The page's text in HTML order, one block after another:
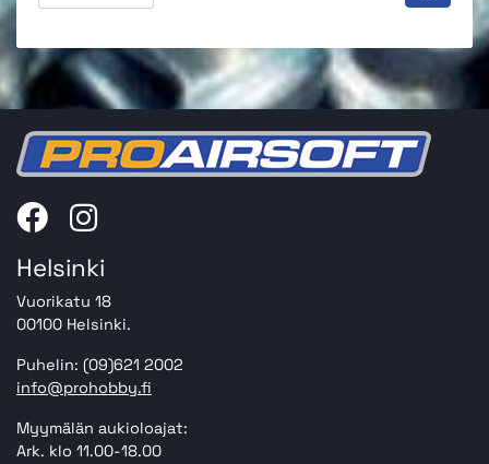
Helsinki
Vuorikatu 18
00100 Helsinki.
Puhelin: (09)621 2002
info@prohobby.fi
Myymälän aukioloajat:
Ark. klo 11.00-18.00